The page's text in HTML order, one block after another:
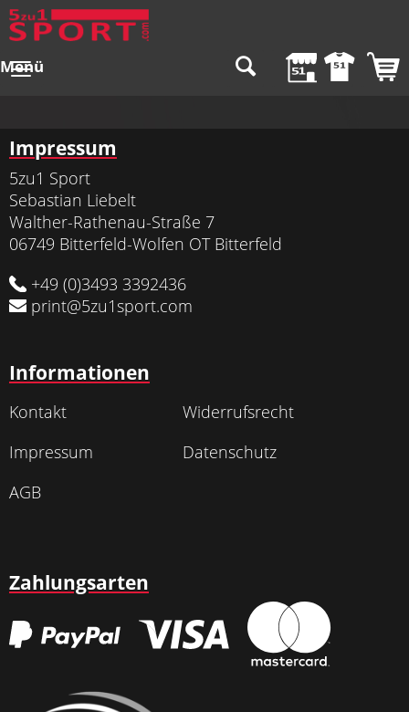
Menü
Impressum
5zu1 Sport
Sebastian Liebelt
Walther-Rathenau-Straße 7
06749 Bitterfeld-Wolfen OT Bitterfeld
+49 (0)3493 3392436
print@5zu1sport.com
Informationen
Kontakt
Widerrufsrecht
Impressum
Datenschutz
AGB
Zahlungsarten